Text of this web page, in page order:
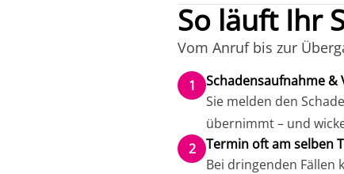
So läuft Ihr
Vom Anruf bis zur
1
Schadensaufnahme &
Sie melden den
übernimmt – und
2
Termin oft am selben
Bei dringenden Fällen